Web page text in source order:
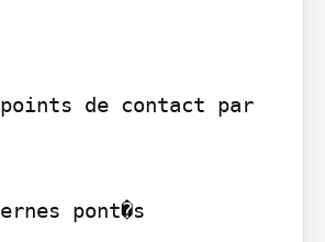
points de contact par
pont�s